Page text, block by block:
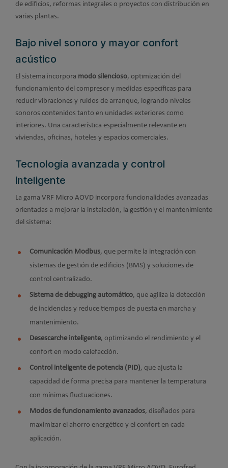
de edificios, reformas integrales o proyectos con distribución en
varias plantas.
Bajo nivel sonoro y mayor confort
acústico
El sistema incorpora modo silencioso, optimización del
funcionamiento del compresor y medidas específicas para
reducir vibraciones y ruidos de arranque, logrando niveles
sonoros contenidos tanto en unidades exteriores como
interiores. Una característica especialmente relevante en
viviendas, oficinas, hoteles y espacios comerciales.
Tecnología avanzada y control
inteligente
La gama VRF Micro AOVD incorpora funcionalidades avanzadas
orientadas a mejorar la instalación, la gestión y el mantenimiento
del sistema:
Comunicación Modbus, que permite la integración con
sistemas de gestión de edificios (BMS) y soluciones de
control centralizado.
Sistema de debugging automático, que agiliza la detección
de incidencias y reduce tiempos de puesta en marcha y
mantenimiento.
Desescarche inteligente, optimizando el rendimiento y el
confort en modo calefacción.
Control inteligente de potencia (PID), que ajusta la
capacidad de forma precisa para mantener la temperatura
con mínimas fluctuaciones.
Modos de funcionamiento avanzados, diseñados para
maximizar el ahorro energético y el confort en cada
aplicación.